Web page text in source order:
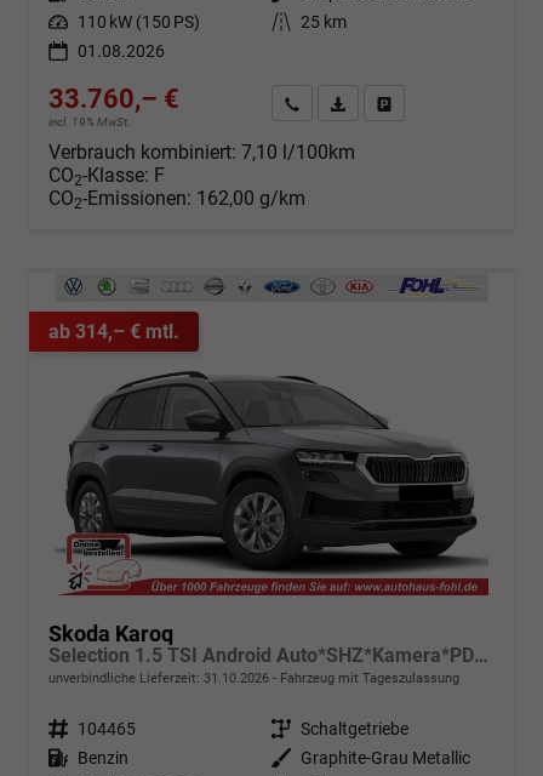
Leistung 110 kW (150 PS) Kilometerstand 25 km
01.08.2026
33.760,– €
incl. 19% MwSt.
Angebot anfordern
Fahrzeugexpose (PDF)
Verbrauch kombiniert: 7,10 l/100km
CO2-Klasse: F
CO2-Emissionen: 162,00 g/km
ab 314,– € mtl.
Skoda Karoq
Selection 1.5 TSI Android Auto*SHZ*Kamera*PDC v/h*Klimaauto*SUNSET*LED
unverbindliche Lieferzeit: 31.10.2026 Fahrzeug mit Tageszulassung
Fahrzeugnr. 104465 Getriebe Schaltgetriebe
Kraftstoff Benzin Außenfarbe
Graphite-Grau Metallic